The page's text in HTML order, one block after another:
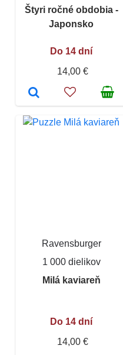
Štyri ročné obdobia -
Japonsko
Do 14 dní
14,00 €
Ravensburger
1 000 dielikov
Milá kaviareň
Do 14 dní
14,00 €